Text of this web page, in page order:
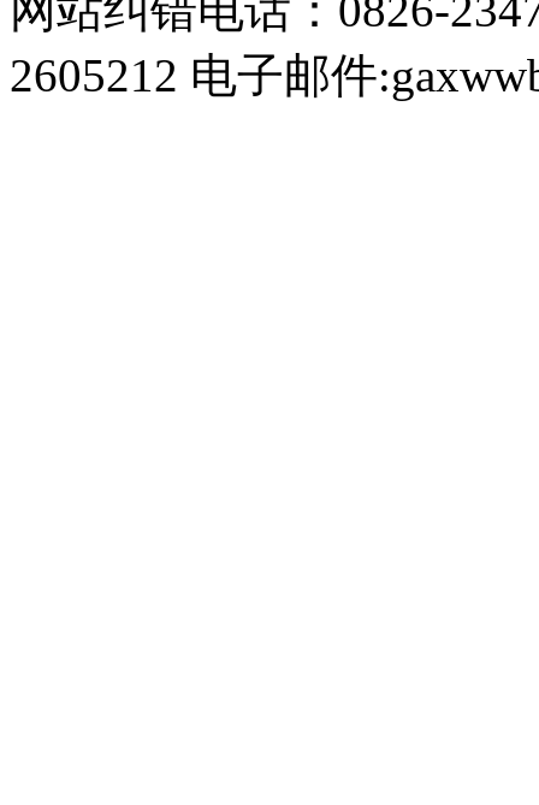
2605212 电子邮件